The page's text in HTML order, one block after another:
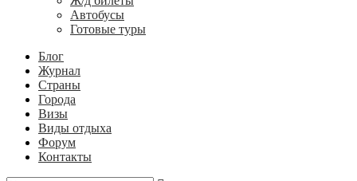
Автобусы
Готовые туры
Блог
Журнал
Страны
Города
Визы
Виды отдыха
Форум
Контакты